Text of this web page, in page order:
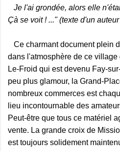
Je l'ai grondée, alors elle
Çà se voit ! ..." (texte d'un
Ce charmant document plein
dans l'atmosphère de ce
Le-Froid qui est devenu Fay-
peu plus glamour, la Grand-
nombreux commerces est
lieu incontournable des
Peut-être que tous ce matériel
vente. La grande croix de
est toujours solidement